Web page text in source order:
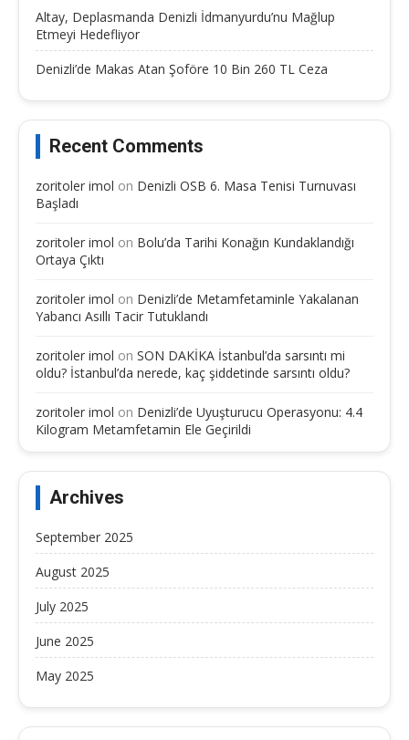
Altay, Deplasmanda Denizli İdmanyurdu’nu Mağlup
Etmeyi Hedefliyor
Denizli’de Makas Atan Şoföre 10 Bin 260 TL Ceza
Recent Comments
zoritoler imol on Denizli OSB 6. Masa Tenisi Turnuvası
Başladı
zoritoler imol on Bolu’da Tarihi Konağın Kundaklandığı
Ortaya Çıktı
zoritoler imol on Denizli’de Metamfetaminle Yakalanan
Yabancı Asıllı Tacir Tutuklandı
zoritoler imol on SON DAKİKA İstanbul’da sarsıntı mi
oldu? İstanbul’da nerede, kaç şiddetinde sarsıntı oldu?
zoritoler imol on Denizli’de Uyuşturucu Operasyonu: 4.4
Kilogram Metamfetamin Ele Geçirildi
Archives
September 2025
August 2025
July 2025
June 2025
May 2025